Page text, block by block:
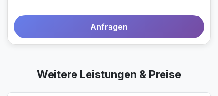
Anfragen
Weitere Leistungen & Preise